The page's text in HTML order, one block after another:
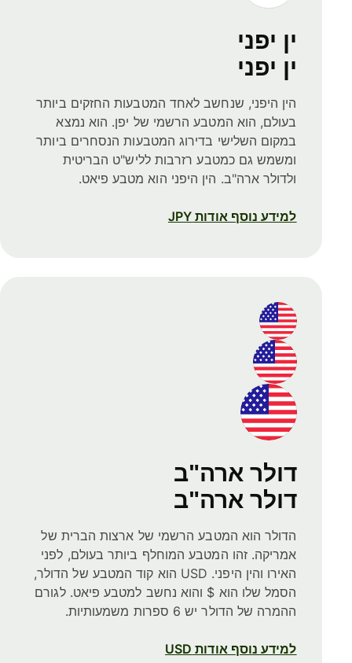
ין יפני
ין יפני
הין היפני, שנחשב לאחד המטבעות החזקים ביותר
בעולם, הוא המטבע הרשמי של יפן. הוא נמצא
במקום השלישי בדירוג המטבעות הנסחרים ביותר
ומשמש גם כמטבע רזרבות לליש"ט הבריטית
ולדולר ארה"ב. הין היפני הוא מטבע פיאט.
למידע נוסף אודות JPY
דולר ארה"ב
דולר ארה"ב
הדולר הוא המטבע הרשמי של ארצות הברית של
אמריקה. זהו המטבע המוחלף ביותר בעולם, לפני
האירו והין היפני. USD הוא קוד המטבע של הדולר,
הסמל שלו הוא $ והוא נחשב למטבע פיאט. לגורם
ההמרה של הדולר יש 6 ספרות משמעותיות.
למידע נוסף אודות USD